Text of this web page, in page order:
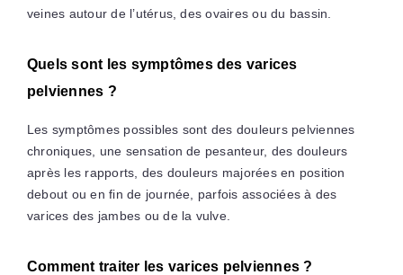
veines autour de l’utérus, des ovaires ou du bassin.
Quels sont les symptômes des varices
pelviennes ?
Les symptômes possibles sont des douleurs pelviennes
chroniques, une sensation de pesanteur, des douleurs
après les rapports, des douleurs majorées en position
debout ou en fin de journée, parfois associées à des
varices des jambes ou de la vulve.
Comment traiter les varices pelviennes ?